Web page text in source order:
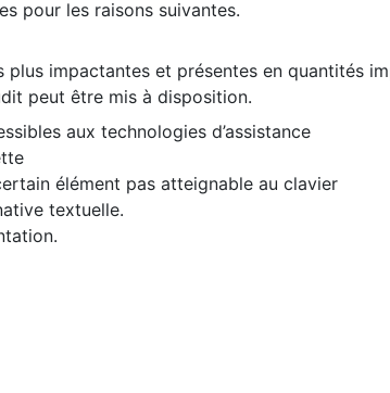
pour les raisons suivantes.
impactantes et présentes en quantités
peut être mis à disposition.
aux technologies d’assistance
élément pas atteignable au clavier
textuelle.